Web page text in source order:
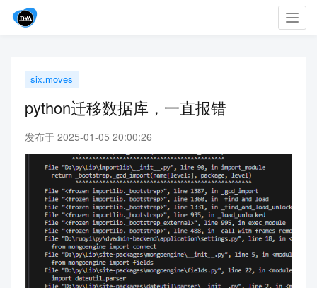
six.moves
python迁移数据库，一直报错
发布于 2025-01-05 20:00:26